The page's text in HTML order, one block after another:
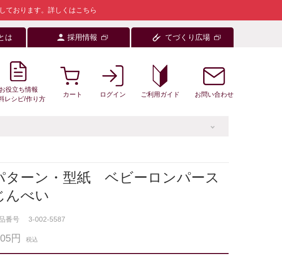
ております。 詳しくはこちら
は 採用情報 てづくり広場
お役立ち情報
レシピ/作り方
カート ログイン ご利用ガイド お問い合わせ
ターン・型紙 ベビーロンパース
んべい
番号 3-002-5587
円 税込